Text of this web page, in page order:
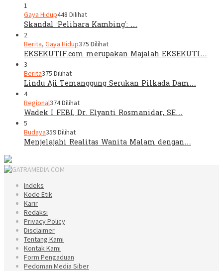
1
Gaya Hidup448 Dilihat
Skandal ‘Pelihara Kambing’: …
2
Berita, Gaya Hidup375 Dilihat
EKSEKUTIF.com merupakan Majalah EKSEKUTI…
3
Berita375 Dilihat
Lindu Aji Temanggung Serukan Pilkada Dam…
4
Regional374 Dilihat
Wadek I FEBI, Dr. Elyanti Rosmanidar, SE…
5
Budaya359 Dilihat
Menjelajahi Realitas Wanita Malam dengan…
Indeks
Kode Etik
Karir
Redaksi
Privacy Policy
Disclaimer
Tentang Kami
Kontak Kami
Form Pengaduan
Pedoman Media Siber